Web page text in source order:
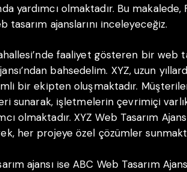
yardımcı olmaktadır. Bu
tasarım ajanslarını inceleyeceğiz.
faaliyet gösteren bir web
bahsedelim. XYZ, uzun
bir ekipten oluşmaktadır.
sunarak, işletmelerin çevrimiçi
olmaktadır. XYZ Web Tasarım
her projeye özel çözümler
ajansı ise ABC Web Tasarım